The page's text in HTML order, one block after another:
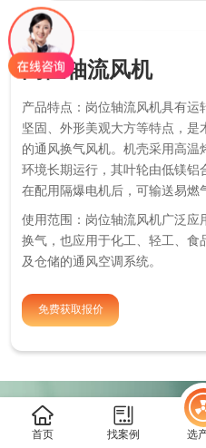
解决方案
新闻中心
关于我们
综合官网 雾炮机官网
岗位轴流风机
产品特点：岗位轴流风机具有
坚固、外形美观大方等特点，
的通风换气风机。机壳采用高温
环境长期运行，其叶轮由低镁
在配用隔爆电机后，可输送易燃
使用范围：岗位轴流风机广泛
换气，也应用于化工、轻工、
及仓储的通风空调系统。
免费获取报价
首页 找案例 选